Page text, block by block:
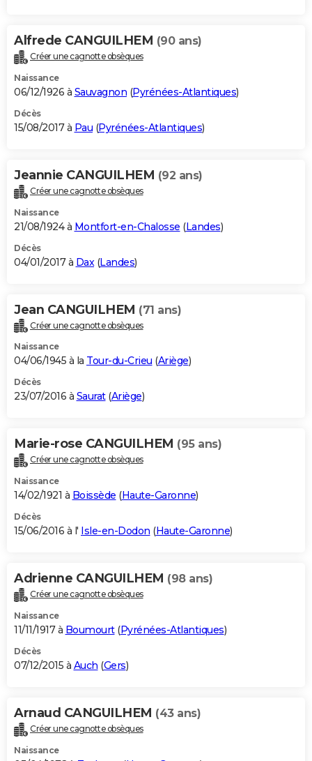
Alfrede CANGUILHEM (90 ans)
Créer une cagnotte obsèques
Naissance
06/12/1926 à Sauvagnon (Pyrénées-Atlantiques)
Décès
15/08/2017 à Pau (Pyrénées-Atlantiques)
Jeannie CANGUILHEM (92 ans)
Créer une cagnotte obsèques
Naissance
21/08/1924 à Montfort-en-Chalosse (Landes)
Décès
04/01/2017 à Dax (Landes)
Jean CANGUILHEM (71 ans)
Créer une cagnotte obsèques
Naissance
04/06/1945 à la Tour-du-Crieu (Ariège)
Décès
23/07/2016 à Saurat(Ariège)
Marie-rose CANGUILHEM (95 ans)
Créer une cagnotte obsèques
Naissance
14/02/1921 à Boissède (Haute-Garonne)
Décès
15/06/2016 à l' Isle-en-Dodon (Haute-Garonne)
Adrienne CANGUILHEM (98 ans)
Créer une cagnotte obsèques
Naissance
11/11/1917 à Boumourt(Pyrénées-Atlantiques)
Décès
07/12/2015 à Auch (Gers)
Arnaud CANGUILHEM (43 ans)
Créer une cagnotte obsèques
Naissance